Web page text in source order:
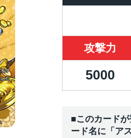
攻撃力
5000
■このカード
ード名に「ア